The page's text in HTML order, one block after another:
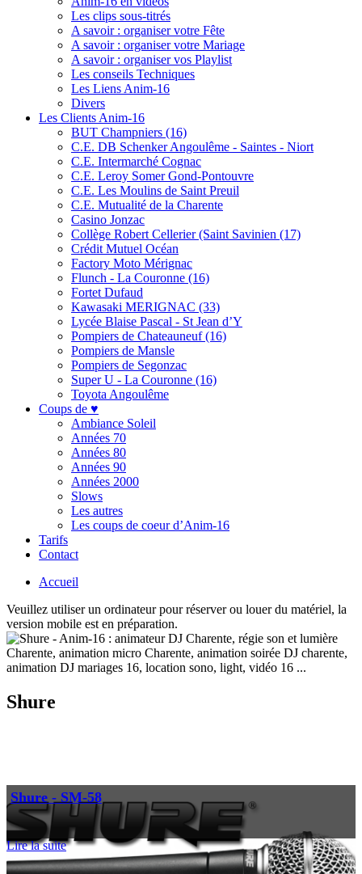
Les clips sous-titrés
A savoir : organiser votre Fête
A savoir : organiser votre Mariage
A savoir : organiser vos Playlist
Les conseils Techniques
Les Liens Anim-16
Divers
Les Clients Anim-16
BUT Champniers (16)
C.E. DB Schenker Angoulême - Saintes - Niort
C.E. Intermarché Cognac
C.E. Leroy Somer Gond-Pontouvre
C.E. Les Moulins de Saint Preuil
C.E. Mutualité de la Charente
Casino Jonzac
Collège Robert Cellerier (Saint Savinien (17)
Crédit Mutuel Océan
Factory Moto Mérignac
Flunch - La Couronne (16)
Fortet Dufaud
Kawasaki MERIGNAC (33)
Lycée Blaise Pascal - St Jean d’Y
Pompiers de Chateauneuf (16)
Pompiers de Mansle
Pompiers de Segonzac
Super U - La Couronne (16)
Toyota Angoulême
Coups de ♥
Ambiance Soleil
Années 70
Années 80
Années 90
Années 2000
Slows
Les autres
Les coups de coeur d’Anim-16
Tarifs
Contact
Accueil
Veuillez utiliser un ordinateur pour réserver ou louer du matériel, la
version mobile est en préparation.
Shure
Shure - SM-58
Lire la suite